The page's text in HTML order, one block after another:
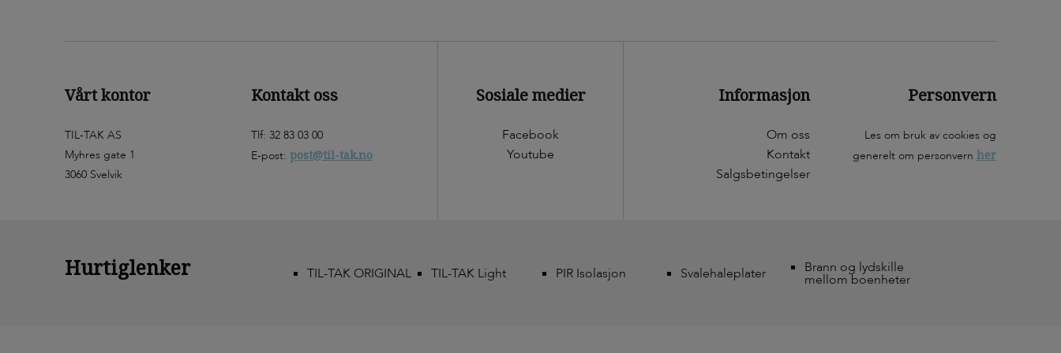
Vårt kontor
TIL-TAK AS
Myhres gate 1
3060 Svelvik
Kontakt oss
Tlf: 32 83 03 00
E-post: post@til-tak.no
Sosiale medier
Facebook
Youtube
Informasjon
Om oss
Kontakt
Salgsbetingelser
Personvern
Les om bruk av cookies og
generelt om personvern her
Hurtiglenker TIL-TAK ORIGINAL TIL-TAK Light PIR Isolasjon Svalehaleplater Brann og lydskille
mellom boenheter